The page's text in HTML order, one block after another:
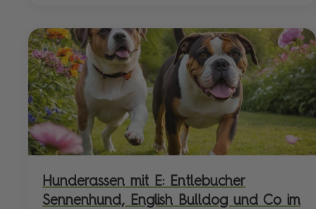
Hunderassen mit E: Entlebucher
Sennenhund, English Bulldog und Co im